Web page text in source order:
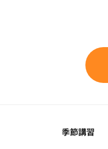
季節講習